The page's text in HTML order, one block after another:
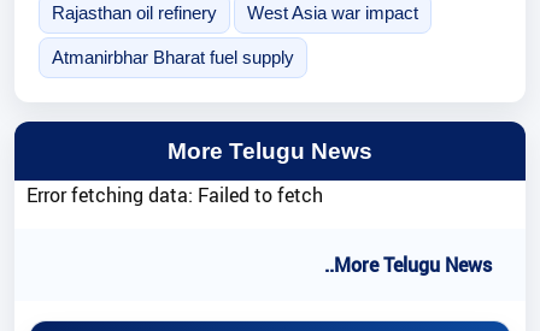
Rajasthan oil refinery West Asia war impact
Atmanirbhar Bharat fuel supply
More Telugu News
Error fetching data: Failed to fetch
..More Telugu News